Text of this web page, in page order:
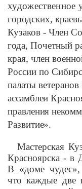
художественное
городских,
Кузаков - Член
года, Почетный
края, член
России по
палаты
ассамблеи
правления
Развитие».
Мастерская
Красноярска - в
В «доме
что каждые две